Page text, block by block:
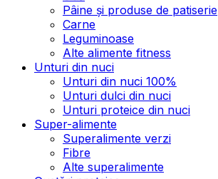
Pâine și produse de patiserie
Carne
Leguminoase
Alte alimente fitness
Unturi din nuci
Unturi din nuci 100%
Unturi dulci din nuci
Unturi proteice din nuci
Super-alimente
Superalimente verzi
Fibre
Alte superalimente